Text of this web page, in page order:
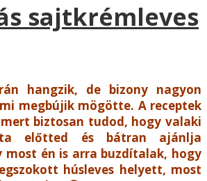
sajtkrémleves
hangzik, de bizony nagyon
megbújik mögötte. A receptek
biztosan tudod, hogy valaki
előtted és bátran ajánlja
most én is arra buzdítalak, hogy
húsleves helyett, most